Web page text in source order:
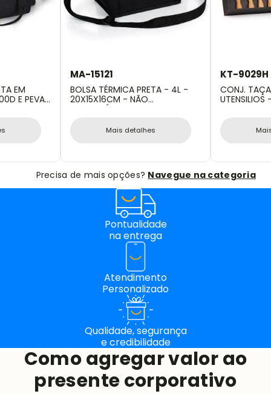
EM
E PEVA
MA-15121
BOLSA TÉRMICA PRETA - 4L -
20X15X16CM - NÃO
IMPERMEÁVEL
Mais detalhes
KT-9029H
CONJ.
UTENSILIOS
Precisa de mais opções? Navegue na categoria
Pontualidade
na entrega
Atendimento
Personalizado
Qualidade, segurança
e credibilidade
Como agregar valor ao
presente corporativo